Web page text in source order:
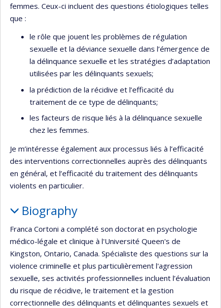
femmes. Ceux-ci incluent des questions étiologiques telles
que :
le rôle que jouent les problèmes de régulation
sexuelle et la déviance sexuelle dans l’émergence de
la délinquance sexuelle et les stratégies d’adaptation
utilisées par les délinquants sexuels;
la prédiction de la récidive et l’efficacité du
traitement de ce type de délinquants;
les facteurs de risque liés à la délinquance sexuelle
chez les femmes.
Je m’intéresse également aux processus liés à l’efficacité
des interventions correctionnelles auprès des délinquants
en général, et l’efficacité du traitement des délinquants
violents en particulier.
Biography
Franca Cortoni a complété son doctorat en psychologie
médico-légale et clinique à l'Université Queen's de
Kingston, Ontario, Canada. Spécialiste des questions sur la
violence criminelle et plus particulièrement l'agression
sexuelle, ses activités professionnelles incluent l’évaluation
du risque de récidive, le traitement et la gestion
correctionnelle des délinquants et délinquantes sexuels et